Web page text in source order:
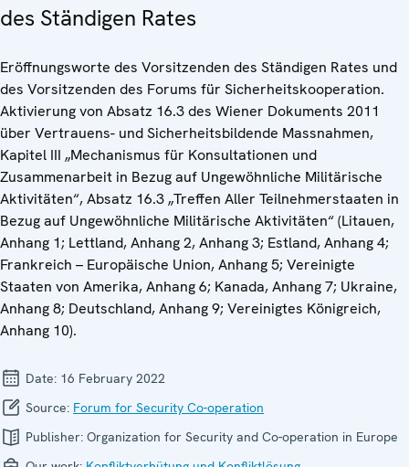
des Ständigen Rates
Eröffnungsworte des Vorsitzenden des Ständigen Rates und
des Vorsitzenden des Forums für Sicherheitskooperation.
Aktivierung von Absatz 16.3 des Wiener Dokuments 2011
über Vertrauens- und Sicherheitsbildende Massnahmen,
Kapitel III „Mechanismus für Konsultationen und
Zusammenarbeit in Bezug auf Ungewöhnliche Militärische
Aktivitäten“, Absatz 16.3 „Treffen Aller Teilnehmerstaaten in
Bezug auf Ungewöhnliche Militärische Aktivitäten“ (Litauen,
Anhang 1; Lettland, Anhang 2, Anhang 3; Estland, Anhang 4;
Frankreich – Europäische Union, Anhang 5; Vereinigte
Staaten von Amerika, Anhang 6; Kanada, Anhang 7; Ukraine,
Anhang 8; Deutschland, Anhang 9; Vereinigtes Königreich,
Anhang 10).
Date: 16 February 2022
Source: Forum for Security Co-operation
Publisher: Organization for Security and Co-operation in Europe